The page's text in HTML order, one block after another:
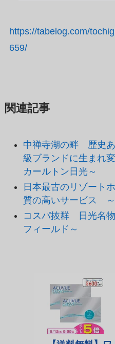
https://tabelog.com/
659/
関連記事
中禅寺湖の畔 歴史
級ブランドに生まれ
カールトン日光～
日本最古のリゾート
質の高いサービス ～
コスパ抜群 日光名
フィールド～